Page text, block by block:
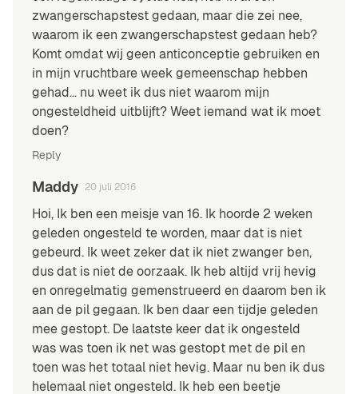
zwangerschapstest gedaan, maar die zei nee,
waarom ik een zwangerschapstest gedaan heb?
Komt omdat wij geen anticonceptie gebruiken en
in mijn vruchtbare week gemeenschap hebben
gehad… nu weet ik dus niet waarom mijn
ongesteldheid uitblijft? Weet iemand wat ik moet
doen?
Reply
Maddy 20 juli 2016
Hoi, Ik ben een meisje van 16. Ik hoorde 2 weken
geleden ongesteld te worden, maar dat is niet
gebeurd. Ik weet zeker dat ik niet zwanger ben,
dus dat is niet de oorzaak. Ik heb altijd vrij hevig
en onregelmatig gemenstrueerd en daarom ben ik
aan de pil gegaan. Ik ben daar een tijdje geleden
mee gestopt. De laatste keer dat ik ongesteld
was was toen ik net was gestopt met de pil en
toen was het totaal niet hevig. Maar nu ben ik dus
helemaal niet ongesteld. Ik heb een beetje